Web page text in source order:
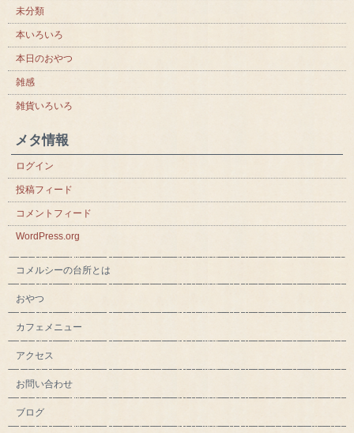
未分類
本いろいろ
本日のおやつ
雑感
雑貨いろいろ
メタ情報
ログイン
投稿フィード
コメントフィード
WordPress.org
コメルシーの台所とは
おやつ
カフェメニュー
アクセス
お問い合わせ
ブログ